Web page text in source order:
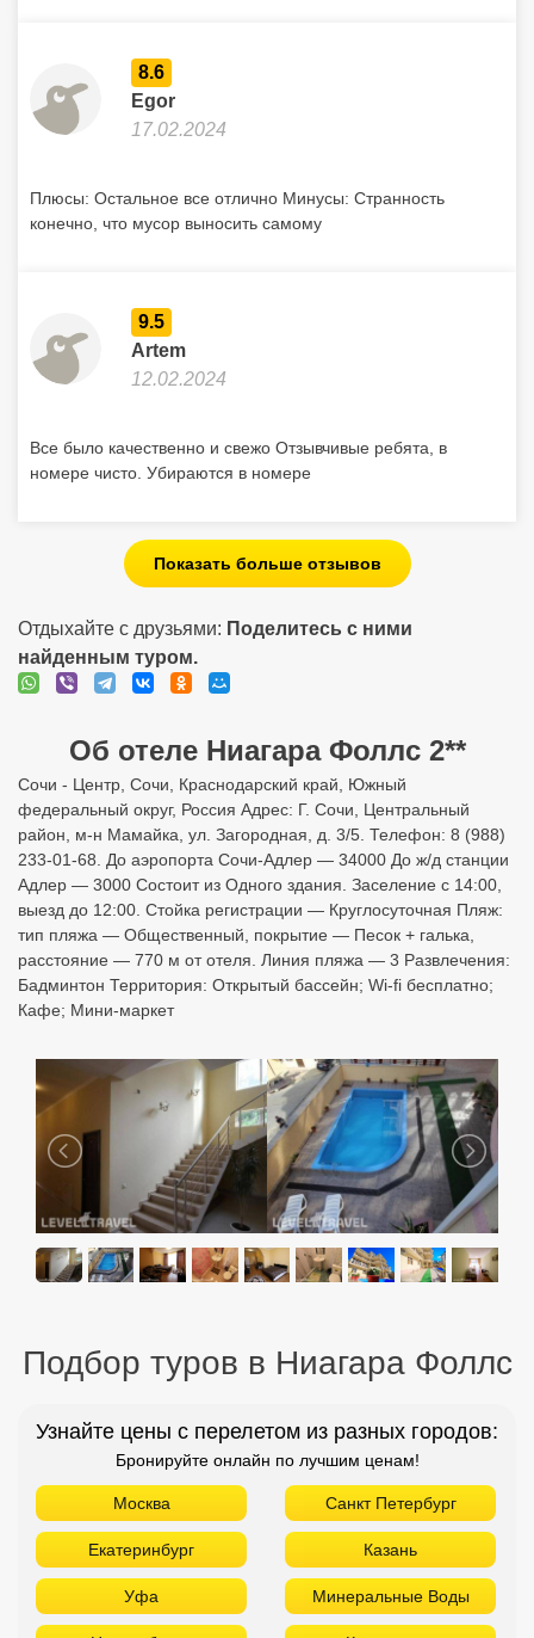
8.6
Egor
17.02.2024
Плюсы: Остальное все отлично Минусы: Странность
конечно, что мусор выносить самому
9.5
Artem
12.02.2024
Все было качественно и свежо Отзывчивые ребята, в
номере чисто. Убираются в номере
Показать больше отзывов
Отдыхайте с друзьями: Поделитесь с ними
найденным туром.
Об отеле Ниагара Фоллс 2**
Сочи - Центр, Сочи, Краснодарский край, Южный
федеральный округ, Россия Адрес: Г. Сочи, Центральный
район, м-н Мамайка, ул. Загородная, д. 3/5. Телефон: 8 (988)
233-01-68. До аэропорта Сочи-Адлер — 34000 До ж/д станции
Адлер — 3000 Состоит из Одного здания. Заселение с 14:00,
выезд до 12:00. Стойка регистрации — Круглосуточная Пляж:
тип пляжа — Общественный, покрытие — Песок + галька,
расстояние — 770 м от отеля. Линия пляжа — 3 Развлечения:
Бадминтон Территория: Открытый бассейн; Wi-fi бесплатно;
Кафе; Мини-маркет
Подбор туров в Ниагара Фоллс
Узнайте цены с перелетом из разных городов:
Бронируйте онлайн по лучшим ценам!
Москва Санкт Петербург
Екатеринбург Казань
Уфа Минеральные Воды